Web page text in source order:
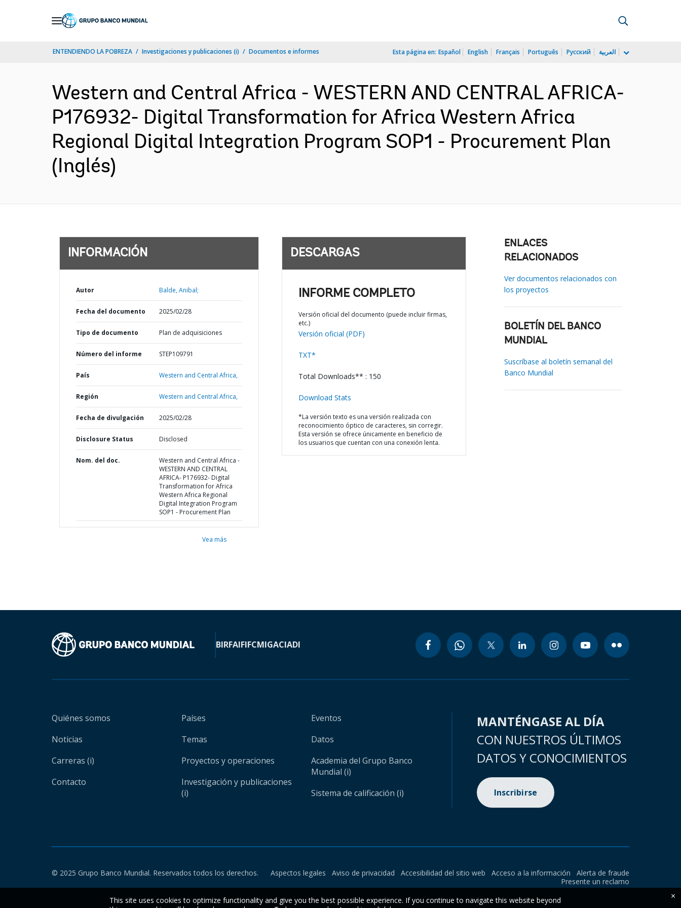
ENTENDIENDO LA POBREZA Investigaciones y publicaciones (i) Documentos e informes Esta página en: Español English Français Português Русский العربية
Western and Central Africa - WESTERN AND CENTRAL AFRICA-
P176932- Digital Transformation for Africa Western Africa
Regional Digital Integration Program SOP1 - Procurement Plan
(Inglés)
INFORMACIÓN
Autor Balde, Anibal;
Fecha del documento 2025/02/28
Tipo de documento Plan de adquisiciones
Número del informe STEP109791
País Western and Central Africa,
Región Western and Central Africa,
Fecha de divulgación 2025/02/28
Disclosure Status Disclosed
Nom. del doc.
Western and Central Africa -
WESTERN AND CENTRAL
AFRICA- P176932- Digital
Transformation for Africa
Western Africa Regional
Digital Integration Program
SOP1 - Procurement Plan
Vea más
DESCARGAS
INFORME COMPLETO
Versión oficial del documento (puede incluir firmas,
etc.)
Versión oficial (PDF)
TXT*
Total Downloads** : 150
Download Stats
*La versión texto es una versión realizada con
reconocimiento óptico de caracteres, sin corregir.
Esta versión se ofrece únicamente en beneficio de
los usuarios que cuentan con una conexión lenta.
ENLACES
RELACIONADOS
Ver documentos relacionados con
los proyectos
BOLETÍN DEL BANCO
MUNDIAL
Suscríbase al boletín semanal del
Banco Mundial
BIRFAIFIFCMIGACIADI
Quiénes somos
Noticias
Carreras (i)
Contacto
Países
Temas
Proyectos y operaciones
Investigación y publicaciones
(i)
Eventos
Datos
Academia del Grupo Banco
Mundial (i)
Sistema de calificación (i)
MANTÉNGASE AL DÍA
CON NUESTROS ÚLTIMOS
DATOS Y CONOCIMIENTOS
Inscribirse
© 2025 Grupo Banco Mundial. Reservados todos los derechos. Aspectos legales Aviso de privacidad Accesibilidad del sitio web Acceso a la información
Alerta de fraude
Presente un reclamo
This site uses cookies to optimize functionality and give you the best possible experience. If you continue to navigate this website beyond
×